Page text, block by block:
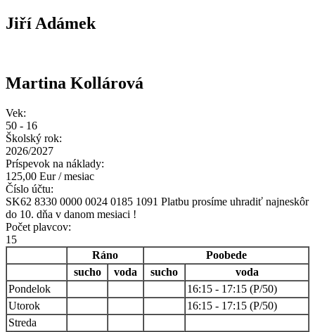
Jiří Adámek
Martina Kollárová
Vek:
50 - 16
Školský rok:
2026/2027
Príspevok na náklady:
125,00 Eur / mesiac
Číslo účtu:
SK62 8330 0000 0024 0185 1091 Platbu prosíme uhradiť najneskôr
do 10. dňa v danom mesiaci !
Počet plavcov:
15
Ráno
Poobede
sucho
voda sucho
voda
Pondelok
16:15 - 17:15 (P/50)
Utorok
16:15 - 17:15 (P/50)
Streda